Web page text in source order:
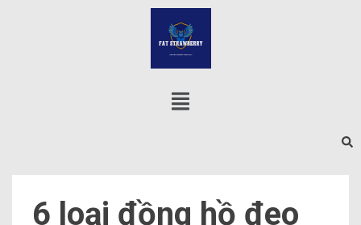
6 loại đồng hồ đeo